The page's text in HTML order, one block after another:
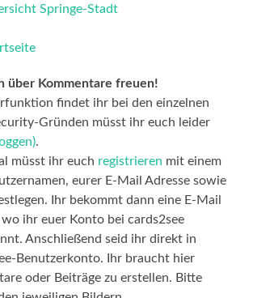
Springe-Stadt
über Kommentare freuen!
findet ihr bei den einzelnen
Gründen müsst ihr euch leider
.
müsst ihr euch registrieren mit einem
eurer E-Mail Adresse sowie
Ihr bekommt dann eine E-Mail
ihr euer Konto bei cards2see
Anschließend seid ihr direkt in
Benutzerkonto. Ihr braucht hier
oder Beiträge zu erstellen. Bitte